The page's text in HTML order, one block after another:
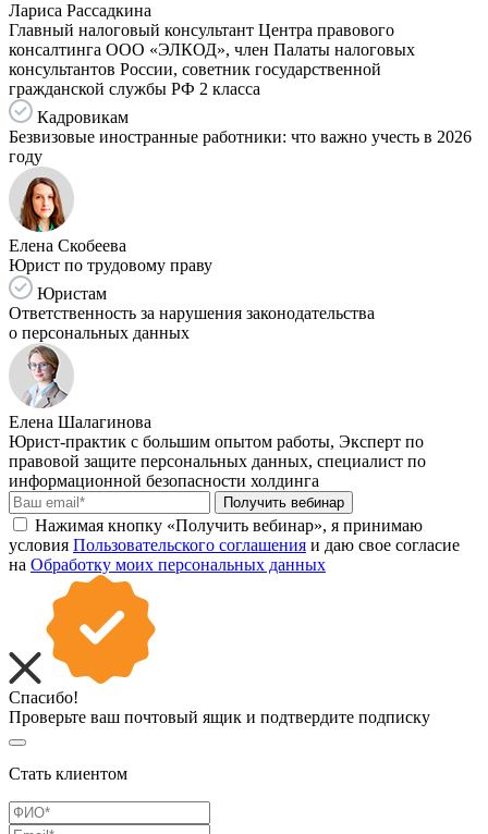
Лариса Рассадкина
Главный налоговый консультант Центра правового
консалтинга ООО «ЭЛКОД», член Палаты налоговых
консультантов России, советник государственной
гражданской службы РФ 2 класса
Кадровикам
Безвизовые иностранные работники: что важно учесть в 2026
году
Елена Скобеева
Юрист по трудовому праву
Юристам
Ответственность за нарушения законодательства
о персональных данных
Елена Шалагинова
Юрист-практик с большим опытом работы, Эксперт по
правовой защите персональных данных, специалист по
информационной безопасности холдинга
Получить вебинар
Нажимая кнопку «Получить вебинар», я принимаю
условия Пользовательского соглашения и даю свое согласие
на Обработку моих персональных данных
Спасибо!
Проверьте ваш почтовый ящик и подтвердите подписку
Стать клиентом